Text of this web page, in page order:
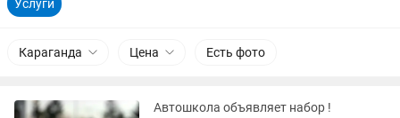
Услуги
Караганда Цена Есть фото
Автошкола объявляет набор !